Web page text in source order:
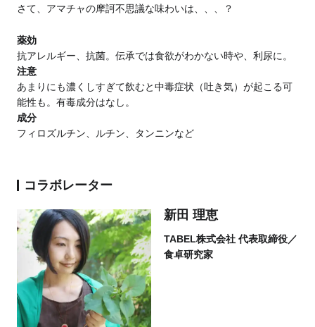
さて、アマチャの摩訶不思議な味わいは、、、？
薬効
抗アレルギー、抗菌。伝承では食欲がわかない時や、利尿に。
注意
あまりにも濃くしすぎて飲むと中毒症状（吐き気）が起こる可
能性も。有毒成分はなし。
成分
フィロズルチン、ルチン、タンニンなど
コラボレーター
新田 理恵
TABEL株式会社 代表取締役／
食卓研究家